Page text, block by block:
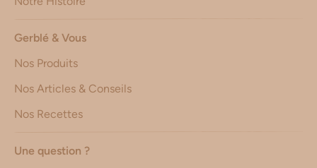
Gerblé & Vous
Nos Produits
Nos Articles & Conseils
Nos Recettes
Une question ?